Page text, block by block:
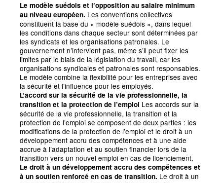
Le modèle suédois et l’opposition au salaire minimum
au niveau européen. Les conventions collectives
constituent la base du « modèle suédois », dans lequel
les conditions dans chaque secteur sont déterminées par
les syndicats et les organisations patronales. Le
gouvernement n’intervient pas, même s’il peut fixer les
limites par le biais de la législation du travail, car les
organisations syndicales et patronales sont responsables.
Le modèle combine la flexibilité pour les entreprises avec
la sécurité et l’influence pour les employés.
L’accord sur la sécurité de la vie professionnelle, la
transition et la protection de l’emploi Les accords sur la
sécurité de la vie professionnelle, la transition et la
protection de l’emploi se composent de deux parties : les
modifications de la protection de l’emploi et le droit à un
développement accru des compétences et à une aide
accrue à l’adaptation et au soutien financier lors de la
transition vers un nouvel emploi en cas de licenciement.
Le droit à un développement accru des compétences et
à un soutien renforcé en cas de transition. Le droit à un